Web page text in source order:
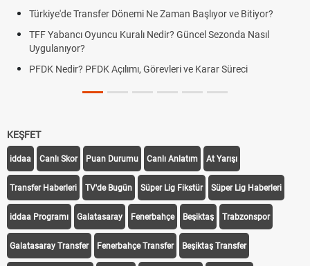
Başlıyor ve Bitiyor?
Sezonda Nasıl
ve Karar Süreci
Futbol Nasıl Oynanır? Temel Futbol
Deplasman Golü Kuralı Nedir?
DGS Sonuçları Ne Zaman
KEŞFET
iddaa Canlı Skor Puan Durumu Canlı Anlatım At Yarışı
Transfer Haberleri TV'de Bugün Süper Lig Fikstür Süper Lig Haberleri
iddaa Programı Galatasaray Fenerbahçe Beşiktaş Trabzonspor
Galatasaray Transfer Fenerbahçe Transfer Beşiktaş Transfer